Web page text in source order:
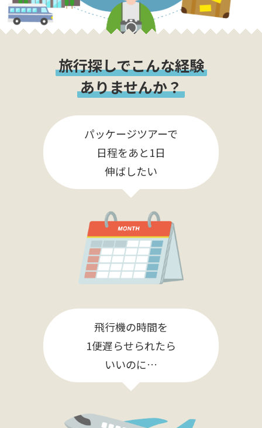
旅行探しでこんな経験
ありませんか？
パッケージツアーで
日程をあと1日
伸ばしたい
飛行機の時間を
1便遅らせられたら
いいのに…